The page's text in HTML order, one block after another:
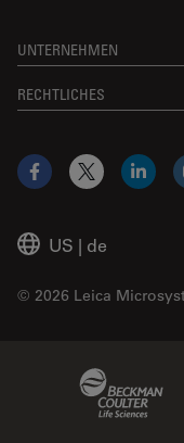
UNTERNEHMEN
RECHTLICHES
US | de
© 2026 Leica
Facebook
X